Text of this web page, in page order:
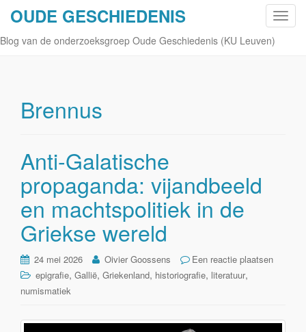
S
OUDE GESCHIEDENIS
Blog van de onderzoeksgroep Oude Geschiedenis (KU Leuven)
Brennus
Anti-Galatische
propaganda: vijandbeeld
en machtspolitiek in de
Griekse wereld
24 mei 2026 Oivier Goossens
Een reactie plaatsen
epigrafie, Gallië, Griekenland, historiografie, literatuur,
numismatiek